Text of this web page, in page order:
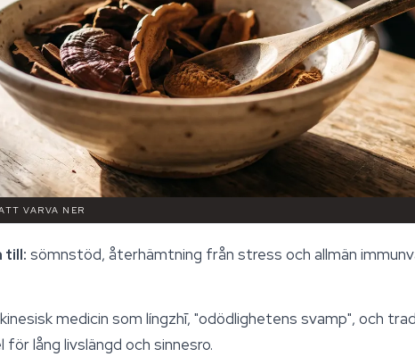
VARVA NER
till: sömnstöd, återhämtning från stress och allmän
medicin som língzhī, "odödlighetens svamp", och
lång livslängd och sinnesro.